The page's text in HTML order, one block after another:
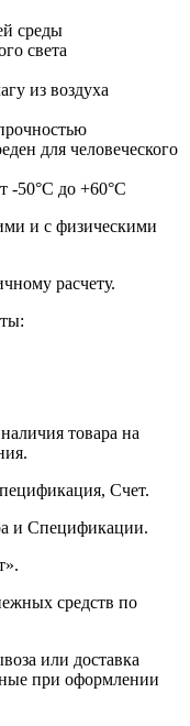
среды
света
из воздуха
для человеческого
-50°С до +60°С
и с физическими
расчету.
товара на
Счет.
и Спецификации.
средств по
или доставка
при оформлении